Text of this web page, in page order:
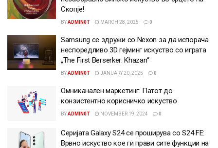
Скопје!
BYADMIN0T MARCH 28, 2025 0
Samsung се здружи со Nexon за да испорача
неспоредливо 3D гејминг искуство со играта
„The First Berserker: Khazan“
BYADMIN0T JANUARY 20, 2025 0
Омниканален маркетинг: Патот до
конзистентно корисничко искуство
BYADMIN0T NOVEMBER 19, 2024 0
Серијата Galaxy S24 се проширува со S24 FE:
Врвно искуство кое ги прави сите функции на